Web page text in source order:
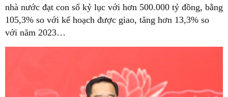
nhà nước đạt con số kỷ lục với hơn 500.000 tỷ đồng, bằng
105,3% so với kế hoạch được giao, tăng hơn 13,3% so
với năm 2023…